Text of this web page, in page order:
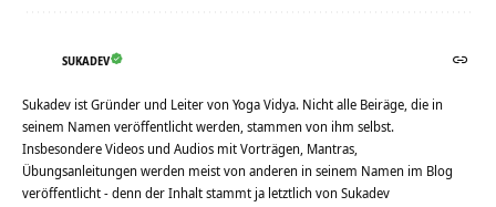
SUKADEV
Sukadev ist Gründer und Leiter von Yoga Vidya. Nicht alle Beiräge, die in
seinem Namen veröffentlicht werden, stammen von ihm selbst.
Insbesondere Videos und Audios mit Vorträgen, Mantras,
Übungsanleitungen werden meist von anderen in seinem Namen im Blog
veröffentlicht - denn der Inhalt stammt ja letztlich von Sukadev